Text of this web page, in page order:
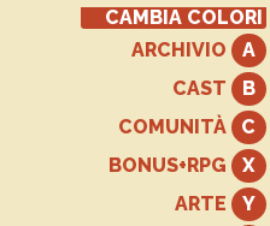
CAMBIA COLORI
ARCHIVIO
CAST
COMUNITÀ
BONUS+RPG
ARTE